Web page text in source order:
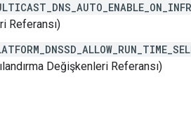
Referansı)
Değişkenleri Referansı)